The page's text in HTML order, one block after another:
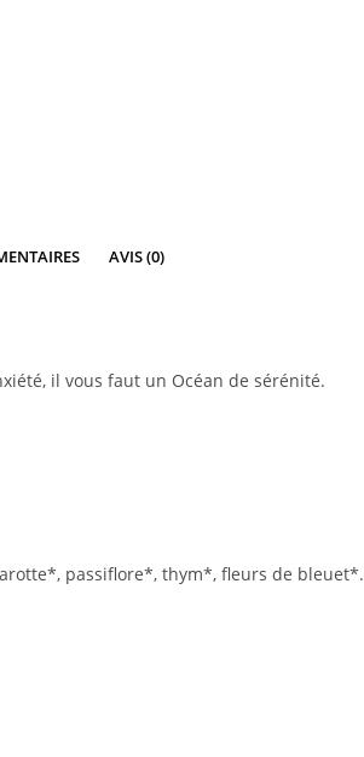
AVIS (0)
il vous faut un Océan de sérénité.
passiflore*, thym*, fleurs de bleuet*.